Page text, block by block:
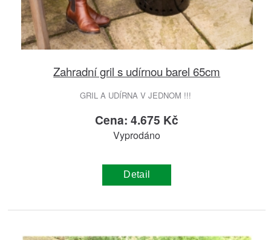
Zahradní gril s udírnou barel 65cm
GRIL A UDÍRNA V JEDNOM !!!
Cena: 4.675 Kč
Vyprodáno
Detail